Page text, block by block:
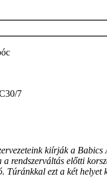
7
kiírják a
rendszerváltás előtti
Túránkkal ezt a két helyet